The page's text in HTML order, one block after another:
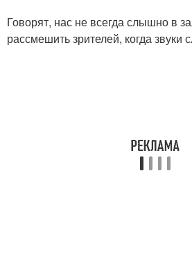
Говорят, нас не всегда слышно в
рассмешить зрителей, когда звуки